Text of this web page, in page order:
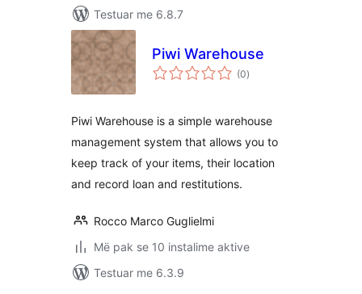
Testuar me 6.8.7
Piwi Warehouse
(0vlerësime
gjithsej
)
Piwi Warehouse is a simple warehouse
management system that allows you to
keep track of your items, their location
and record loan and restitutions.
Rocco Marco Guglielmi
Më pak se 10 instalime aktive
Testuar me 6.3.9